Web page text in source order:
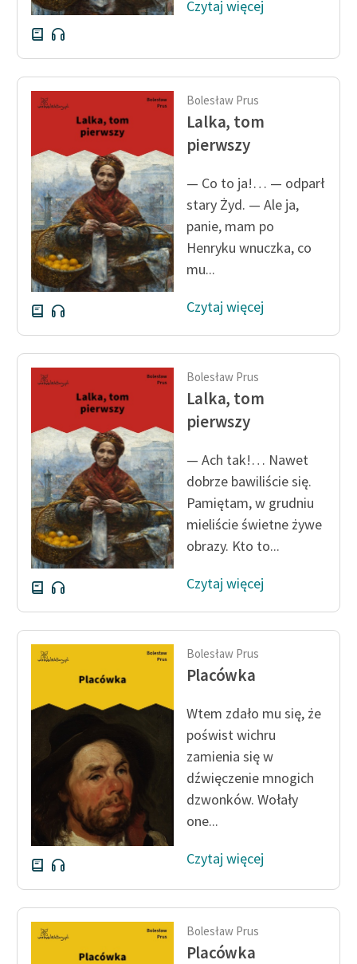
Deklaracja dostępności
Czytaj więcej
Bolesław Prus
Lalka, tom
pierwszy
— Co to ja!… — odparł
stary Żyd. — Ale ja,
panie, mam po
Henryku wnuczka, co
mu...
Czytaj więcej
Bolesław Prus
Lalka, tom
pierwszy
— Ach tak!… Nawet
dobrze bawiliście się.
Pamiętam, w grudniu
mieliście świetne żywe
obrazy. Kto to...
Czytaj więcej
Bolesław Prus
Placówka
Wtem zdało mu się, że
poświst wichru
zamienia się w
dźwięczenie mnogich
dzwonków. Wołały
one...
Czytaj więcej
Bolesław Prus
Placówka